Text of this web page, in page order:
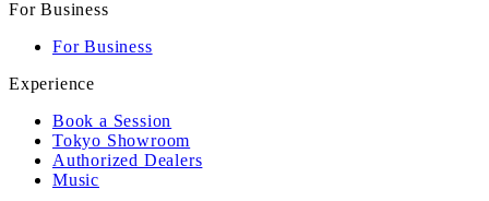
For Business
For Business
Experience
Book a Session
Tokyo Showroom
Authorized Dealers
Music